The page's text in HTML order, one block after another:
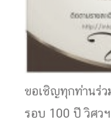
ขอเชิญทุกท่านร่
รอบ 100 ปี วิศว